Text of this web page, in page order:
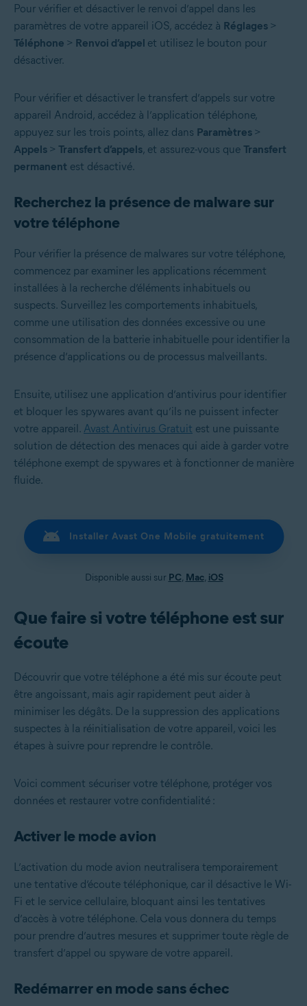
Pour vérifier et désactiver le renvoi d’appel dans les
paramètres de votre appareil iOS, accédez à Réglages >
Téléphone > Renvoi d’appel et utilisez le bouton pour
désactiver.
Pour vérifier et désactiver le transfert d’appels sur votre
appareil Android, accédez à l’application téléphone,
appuyez sur les trois points, allez dans Paramètres >
Appels > Transfert d’appels, et assurez-vous que Transfert
permanent est désactivé.
Recherchez la présence de malware sur
votre téléphone
Pour vérifier la présence de malwares sur votre téléphone,
commencez par examiner les applications récemment
installées à la recherche d’éléments inhabituels ou
suspects. Surveillez les comportements inhabituels,
comme une utilisation des données excessive ou une
consommation de la batterie inhabituelle pour identifier la
présence d’applications ou de processus malveillants.
Ensuite, utilisez une application d’antivirus pour identifier
et bloquer les spywares avant qu’ils ne puissent infecter
votre appareil. Avast Antivirus Gratuit est une puissante
solution de détection des menaces qui aide à garder votre
téléphone exempt de spywares et à fonctionner de manière
fluide.
Installer Avast One Mobile gratuitement
Disponible aussi sur PC, Mac, iOS
Que faire si votre téléphone est sur
écoute
Découvrir que votre téléphone a été mis sur écoute peut
être angoissant, mais agir rapidement peut aider à
minimiser les dégâts. De la suppression des applications
suspectes à la réinitialisation de votre appareil, voici les
étapes à suivre pour reprendre le contrôle.
Voici comment sécuriser votre téléphone, protéger vos
données et restaurer votre confidentialité :
Activer le mode avion
L’activation du mode avion neutralisera temporairement
une tentative d’écoute téléphonique, car il désactive le Wi-
Fi et le service cellulaire, bloquant ainsi les tentatives
d’accès à votre téléphone. Cela vous donnera du temps
pour prendre d’autres mesures et supprimer toute règle de
transfert d’appel ou spyware de votre appareil.
Redémarrer en mode sans échec